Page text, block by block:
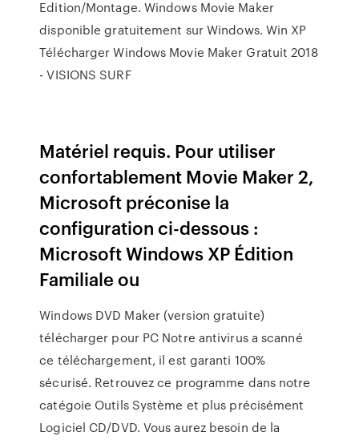
Edition/Montage. Windows Movie Maker
disponible gratuitement sur Windows. Win XP
Télécharger Windows Movie Maker Gratuit 2018
- VISIONS SURF
Matériel requis. Pour utiliser
confortablement Movie Maker 2,
Microsoft préconise la
configuration ci-dessous :
Microsoft Windows XP Édition
Familiale ou
Windows DVD Maker (version gratuite)
télécharger pour PC Notre antivirus a scanné
ce téléchargement, il est garanti 100%
sécurisé. Retrouvez ce programme dans notre
catégoie Outils Système et plus précisément
Logiciel CD/DVD. Vous aurez besoin de la